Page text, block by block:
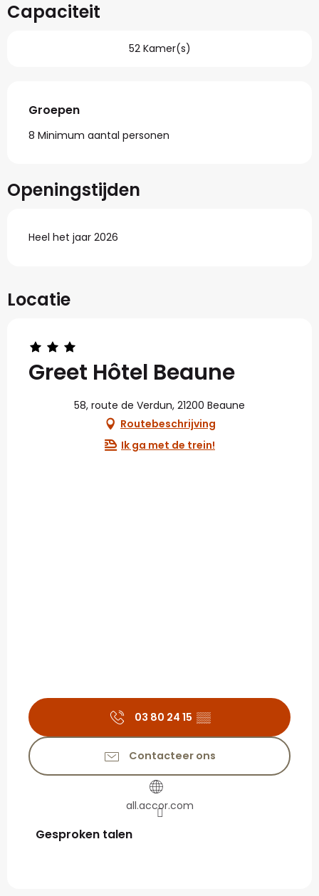
Capaciteit
52 Kamer(s)
Groepen
Groepen
8 Minimum aantal personen
Openingstijden
Heel het jaar 2026
Locatie
Greet Hôtel Beaune
58, route de Verdun, 21200 Beaune
Routebeschrijving
Ik ga met de trein!
03 80 24 15 ▒▒
Contacteer ons
all.accor.com
Gesproken talen
Gesproken talen